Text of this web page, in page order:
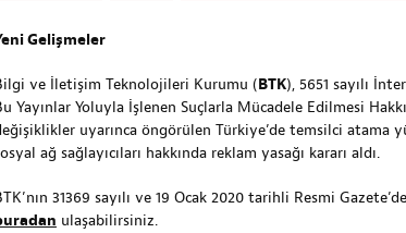
Gelişmeler
ve İletişim Teknolojileri Kurumu (BTK), 5651 sayılı
Yayınlar Yoluyla İşlenen Suçlarla Mücadele Edilmesi
uyarınca öngörülen Türkiye’de temsilci atama
ağ sağlayıcıları hakkında reklam yasağı kararı aldı.
31369 sayılı ve 19 Ocak 2020 tarihli Resmi
ulaşabilirsiniz.